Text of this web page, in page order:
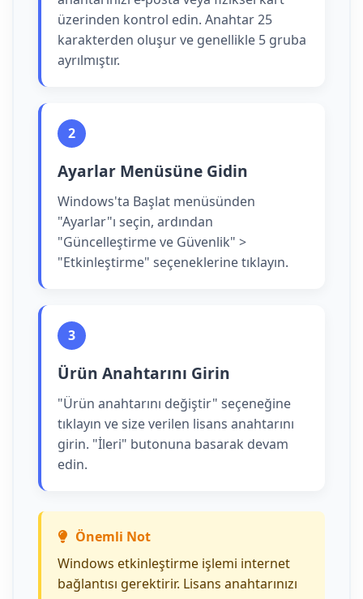
üzerinden kontrol edin. Anahtar 25
karakterden oluşur ve genellikle 5 gruba
ayrılmıştır.
2
Ayarlar Menüsüne Gidin
Windows'ta Başlat menüsünden
"Ayarlar"ı seçin, ardından
"Güncelleştirme ve Güvenlik" >
"Etkinleştirme" seçeneklerine tıklayın.
3
Ürün Anahtarını Girin
"Ürün anahtarını değiştir" seçeneğine
tıklayın ve size verilen lisans anahtarını
girin. "İleri" butonuna basarak devam
edin.
Önemli Not
Windows etkinleştirme işlemi internet
bağlantısı gerektirir. Lisans anahtarınızı